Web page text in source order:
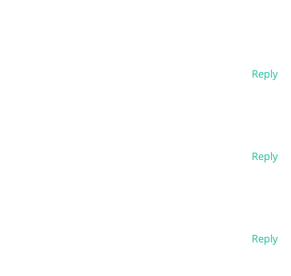
Reply
Reply
Reply